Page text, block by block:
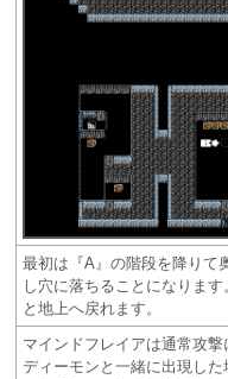
最初は『A』の階段を降りて
し穴に落ちることになりま
と地上へ戻れます。
マインドフレイアは通常攻
ディーモンと一緒に出現し